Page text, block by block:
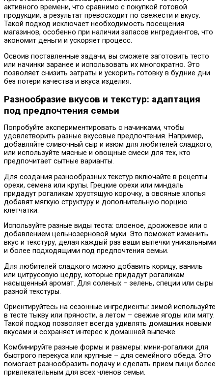
активного времени, что сравнимо с покупкой готовой
продукции, а результат превосходит по свежести и вкусу.
Такой подход исключает необходимость посещения
магазинов, особенно при наличии запасов ингредиентов, что
экономит деньги и ускоряет процесс.
Освоив поставленные задачи, вы сможете заготовить тесто
или начинки заранее и использовать их многократно. Это
позволяет снизить затраты и ускорить готовку в будние дни
без потери качества и вкуса изделия.
Разнообразие вкусов и текстур: адаптация
под предпочтения семьи
Попробуйте экспериментировать с начинками, чтобы
удовлетворить разные вкусовые предпочтения. Например,
добавляйте сливочный сыр и изюм для любителей сладкого,
или используйте мясные и овощные смеси для тех, кто
предпочитает сытные варианты.
Для создания разнообразных текстур включайте в рецепты
орехи, семена или крупы. Грецкие орехи или миндаль
придадут рогаликам хрустящую корочку, а овсяные хлопья
добавят мягкую структуру и дополнительную порцию
клетчатки.
Используйте разные виды теста: слоеное, дрожжевое или с
добавлением цельнозерновой муки. Это поможет изменить
вкус и текстуру, делая каждый раз ваши выпечки уникальными
и более подходящими под предпочтения семьи.
Для любителей сладкого можно добавить корицу, ваниль
или цитрусовую цедру, которые придадут рогаликам
насыщенный аромат. Для соленых – зелень, специи или сыры
разной текстуры.
Ориентируйтесь на сезонные ингредиенты: зимой используйте
в тесте тыкву или пряности, а летом – свежие ягоды или мяту.
Такой подход позволяет всегда удивлять домашних новыми
вкусами и сохраняет интерес к домашней выпечке.
Комбинируйте разные формы и размеры: мини-рогалики для
быстрого перекуса или крупные – для семейного обеда. Это
помогает разнообразить подачу и сделать прием пищи более
привлекательным для всех членов семьи.